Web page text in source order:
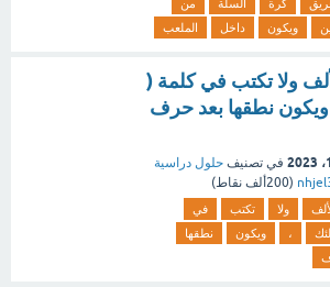
كرة السلة
من
ويكون داخل الملعب
ولا تكتب في كلمة (
ويكون نطقها بعد حرف
في تصنيف حلول دراسية
(200ألف نقاط)
ولا تكتب
في
، ويكون
نطقها